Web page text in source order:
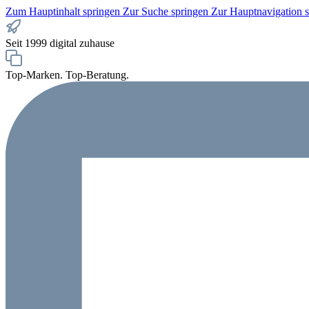
Zum Hauptinhalt springen Zur Suche springen Zur Hauptnavigation
Seit 1999 digital zuhause
Top-Marken. Top-Beratung.